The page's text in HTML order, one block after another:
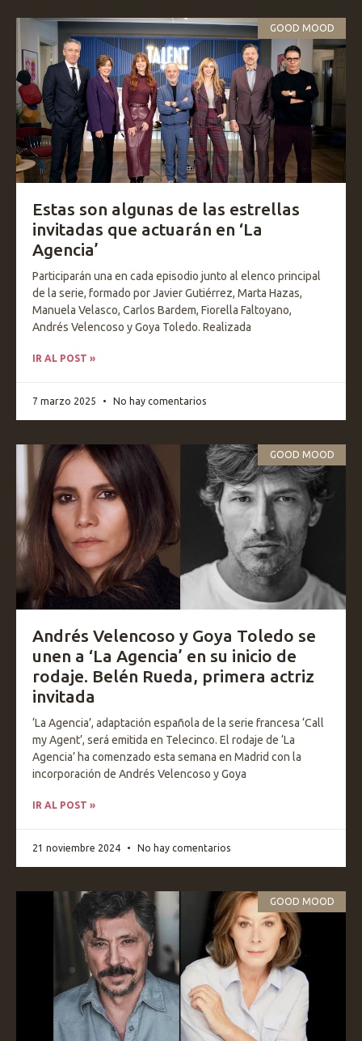
GOOD MOOD
Estas son algunas de las estrellas
invitadas que actuarán en ‘La
Agencia’
Participarán una en cada episodio junto al elenco principal
de la serie, formado por Javier Gutiérrez, Marta Hazas,
Manuela Velasco, Carlos Bardem, Fiorella Faltoyano,
Andrés Velencoso y Goya Toledo. Realizada
IR AL POST »
7 marzo 2025 No hay comentarios
GOOD MOOD
Andrés Velencoso y Goya Toledo se
unen a ‘La Agencia’ en su inicio de
rodaje. Belén Rueda, primera actriz
invitada
‘La Agencia’, adaptación española de la serie francesa ‘Call
my Agent’, será emitida en Telecinco. El rodaje de ‘La
Agencia’ ha comenzado esta semana en Madrid con la
incorporación de Andrés Velencoso y Goya
IR AL POST »
21 noviembre 2024 No hay comentarios
GOOD MOOD